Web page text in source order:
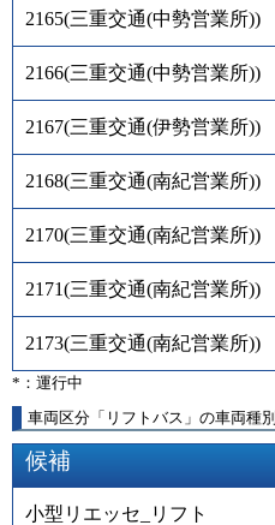
2165(三重交通(中勢営業所))
2166(三重交通(中勢営業所))
2167(三重交通(伊勢営業所))
2168(三重交通(南紀営業所))
2170(三重交通(南紀営業所))
2171(三重交通(南紀営業所))
2173(三重交通(南紀営業所))
*：運行中
車両区分「リフトバス」の車両種別
候補
小型リエッセ_リフト